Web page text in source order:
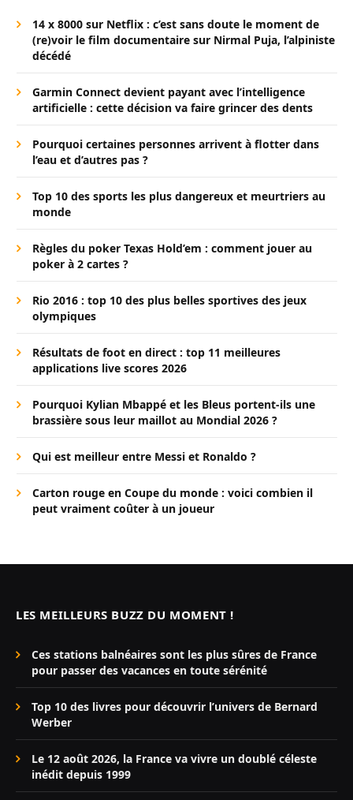
14 x 8000 sur Netflix : c’est sans doute le moment de
(re)voir le film documentaire sur Nirmal Puja, l’alpiniste
décédé
Garmin Connect devient payant avec l’intelligence
artificielle : cette décision va faire grincer des dents
Pourquoi certaines personnes arrivent à flotter dans
l’eau et d’autres pas ?
Top 10 des sports les plus dangereux et meurtriers au
monde
Règles du poker Texas Hold’em : comment jouer au
poker à 2 cartes ?
Rio 2016 : top 10 des plus belles sportives des jeux
olympiques
Résultats de foot en direct : top 11 meilleures
applications live scores 2026
Pourquoi Kylian Mbappé et les Bleus portent-ils une
brassière sous leur maillot au Mondial 2026 ?
Qui est meilleur entre Messi et Ronaldo ?
Carton rouge en Coupe du monde : voici combien il
peut vraiment coûter à un joueur
LES MEILLEURS BUZZ DU MOMENT !
Ces stations balnéaires sont les plus sûres de France
pour passer des vacances en toute sérénité
Top 10 des livres pour découvrir l’univers de Bernard
Werber
Le 12 août 2026, la France va vivre un doublé céleste
inédit depuis 1999